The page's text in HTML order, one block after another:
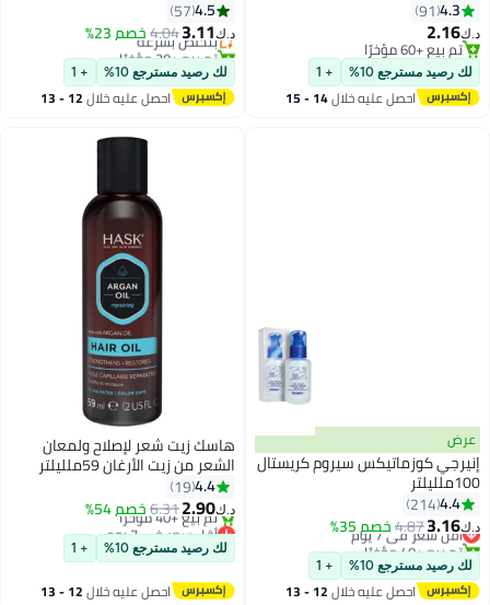
4.3
91
د.ك‏2.16
تم بيع +60 مؤخرًا
تم بيع +60 مؤخرًا
لك رصيد مسترجع 10% + 1
احصل عليه خلال 14 - 15
4.5
57
د.ك‏3.11
4.04خصم 23%بتخلّص بسرعة
تم بيع +30 مؤخرًا
بتخلّص بسرعة
لك رصيد مسترجع 10% + 1
احصل عليه خلال 12 - 13
عرض
إنيرجي كوزماتيكس سيروم كريستال
100ملليلتر
4.4
214
د.ك‏3.16
4.87خصم 35%أقل سعر في 7 يوم
تم بيع +40 مؤخرًا
أقل سعر في 7 يوم
لك رصيد مسترجع 10% + 1
احصل عليه خلال 12 - 13
هاسك زيت شعر لإصلاح ولمعان
الشعر من زيت الأرغان 59ملليلتر
4.4
19
د.ك‏2.90
6.31خصم 54%
أقل سعر في 7 يوم
بتخلّص بسرعة
تم بيع +40 مؤخرًا
أقل سعر في 7 يوم
لك رصيد مسترجع 10% + 1
احصل عليه خلال 12 - 13